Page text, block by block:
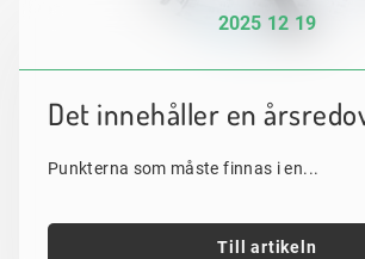
2025 12 19
Det innehåller en
Punkterna som måste finnas i en...
Till artikeln